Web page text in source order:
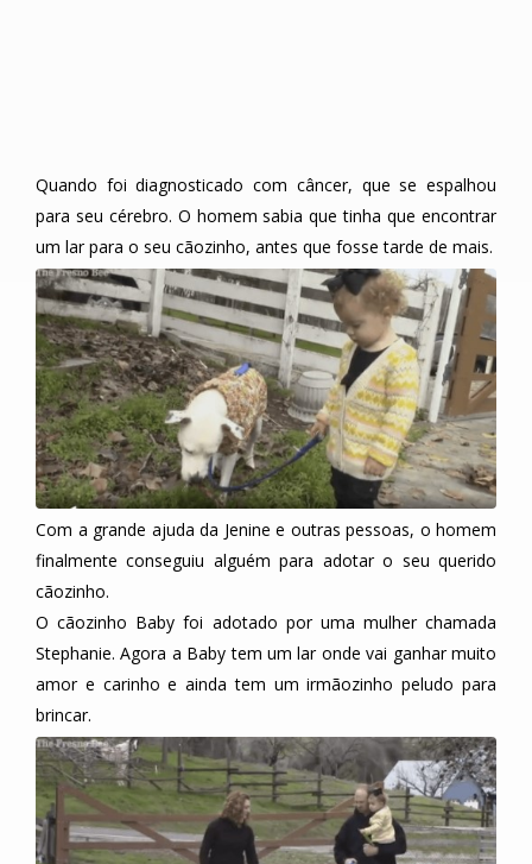
Quando foi diagnosticado com câncer, que se espalhou
para seu cérebro. O homem sabia que tinha que encontrar
um lar para o seu cãozinho, antes que fosse tarde de mais.
Com a grande ajuda da Jenine e outras pessoas, o homem
finalmente conseguiu alguém para adotar o seu querido
cãozinho.
O cãozinho Baby foi adotado por uma mulher chamada
Stephanie. Agora a Baby tem um lar onde vai ganhar muito
amor e carinho e ainda tem um irmãozinho peludo para
brincar.